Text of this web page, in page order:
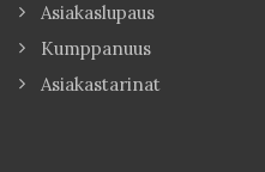
Asiakaslupaus
Kumppanuus
Asiakastarinat